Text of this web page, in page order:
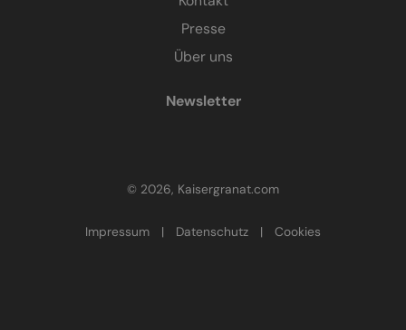
Presse
Über uns
Newsletter
© 2026, Kaisergranat.com
Impressum | Datenschutz | Cookies